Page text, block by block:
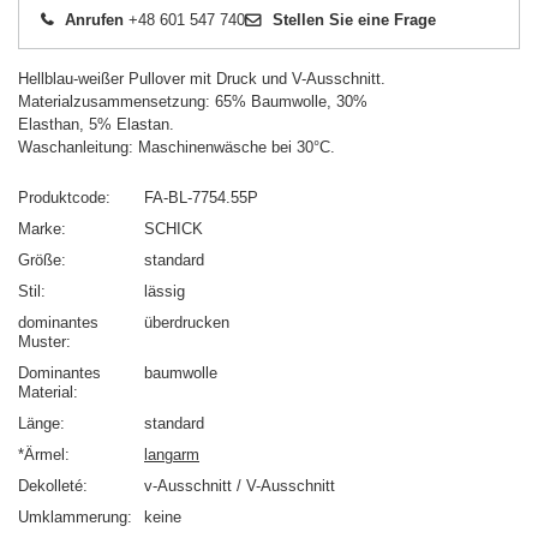
Anrufen +48 601 547 740 Stellen Sie eine Frage
Hellblau-weißer Pullover mit Druck und V-Ausschnitt.
Materialzusammensetzung: 65% Baumwolle, 30%
Elasthan, 5% Elastan.
Waschanleitung: Maschinenwäsche bei 30°C.
Produktcode
FA-BL-7754.55P
Marke
SCHICK
Größe
standard
Stil
lässig
dominantes
Muster
überdrucken
Dominantes
Material
baumwolle
Länge
standard
*Ärmel
langarm
Dekolleté
v-Ausschnitt / V-Ausschnitt
Umklammerung
keine